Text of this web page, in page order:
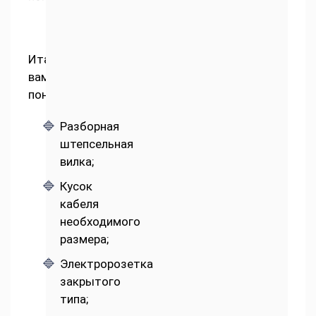
Итак,
вам
понадобится:
Разборная
штепсельная
вилка;
Кусок
кабеля
необходимого
размера;
Электророзетка
закрытого
типа;